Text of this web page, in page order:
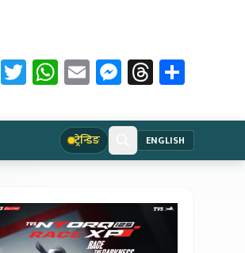
Facebook
Twitter
WhatsApp
EmailMessenger
Threads
ट्रेन्डिङ ENGLISH